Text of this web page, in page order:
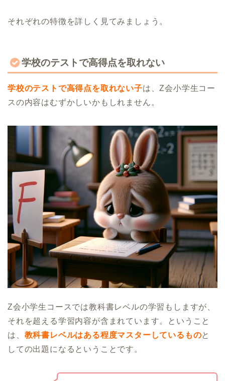
それぞれの特徴を詳しく見てみましょう。
学校のテストで高得点を取れない
学校のテストで高得点を取れない子は、Z会小学生コー
スの内容はむずかしいかもしれません。
Z会小学生コースでは教科書レベルの学習もしますが、
それを超える学習内容が含まれています。ということ
は、 教科書レベルはある程度マスターしているものと
しての出題になるということです。